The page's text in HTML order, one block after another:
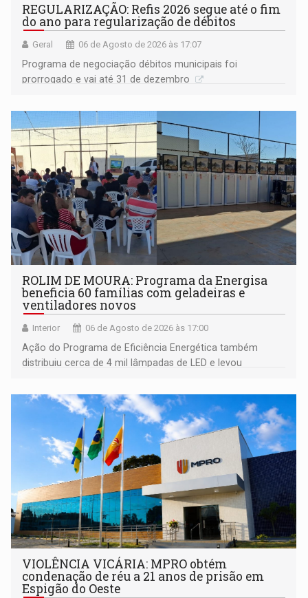
REGULARIZAÇÃO: Refis 2026 segue até o fim
do ano para regularização de débitos
Geral 06 de Agosto de 2026 às 17:07
Programa de negociação débitos municipais foi
prorrogado e vai até 31 de dezembro
ROLIM DE MOURA: Programa da Energisa
beneficia 60 famílias com geladeiras e
ventiladores novos
Interior 06 de Agosto de 2026 às 17:00
Ação do Programa de Eficiência Energética também
distribuiu cerca de 4 mil lâmpadas de LED e levou
comunidade
VIOLÊNCIA VICÁRIA: MPRO obtém
condenação de réu a 21 anos de prisão em
Espigão do Oeste